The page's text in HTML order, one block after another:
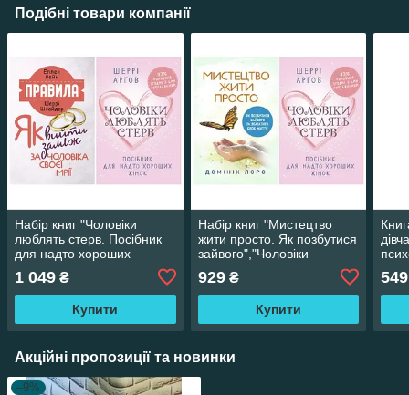
Подібні товари компанії
Набір книг "Чоловіки
люблять стерв. Посібник
для надто хороших
жінок","Правила. Як вийти
заміж за чоловіка"
1 049 ₴
Купити
Набір книг "Мистецтво
жити просто. Як позбутися
зайвого","Чоловіки
люблять стерв. Посібник
для надто хороших"
929₴
Купити
549
Акційні пропозиції та новинки
–9%